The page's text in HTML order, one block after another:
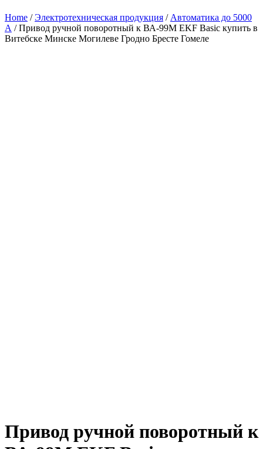
Home /Электротехническая продукция / Автоматика до 5000
А / Привод ручной поворотный к ВА-99М EKF Basic купить в
Витебске Минске Могилеве Гродно Бресте Гомеле
Привод ручной поворотный к